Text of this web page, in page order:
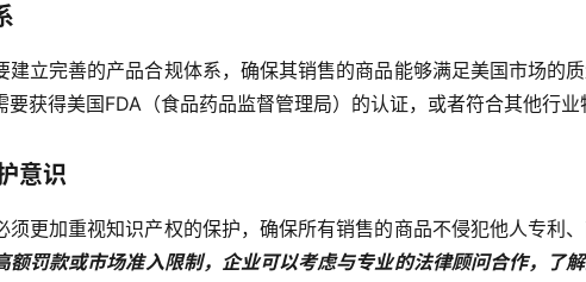
建立完善的产品合规体系，确保其销售的商品能够满足美国市场的
获得美国FDA（食品药品监督管理局）的认证，或者符合其他行业
意识
须更加重视知识产权的保护，确保所有销售的商品不侵犯他人专利、
额罚款或市场准入限制，企业可以考虑与专业的法律顾问合作，了